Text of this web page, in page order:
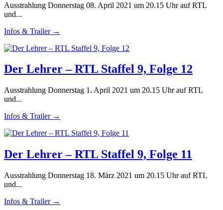
Ausstrahlung Donnerstag 08. April 2021 um 20.15 Uhr auf RTL
und...
Infos & Trailer →
Der Lehrer – RTL Staffel 9, Folge 12
Ausstrahlung Donnerstag 1. April 2021 um 20.15 Uhr auf RTL
und...
Infos & Trailer →
Der Lehrer – RTL Staffel 9, Folge 11
Ausstrahlung Donnerstag 18. März 2021 um 20.15 Uhr auf RTL
und...
Infos & Trailer →